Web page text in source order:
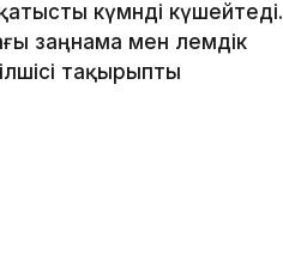
күмәнді күшейтеді.
заңнама мен әлемдік
тақырыпты